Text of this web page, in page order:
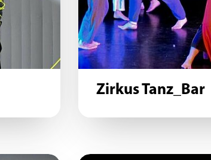
Zirkus Tanz_Bar